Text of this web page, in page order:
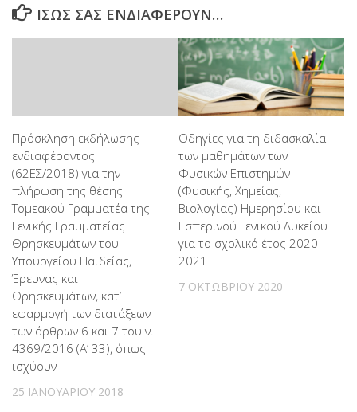
ΊΣΩΣ ΣΑΣ ΕΝΔΙΑΦΈΡΟΥΝ…
Πρόσκληση εκδήλωσης
ενδιαφέροντος
(62ΕΣ/2018) για την
πλήρωση της θέσης
Τομεακού Γραμματέα της
Γενικής Γραμματείας
Θρησκευμάτων του
Υπουργείου Παιδείας,
Έρευνας και
Θρησκευμάτων, κατ’
εφαρμογή των διατάξεων
των άρθρων 6 και 7 του ν.
4369/2016 (Α’ 33), όπως
ισχύουν
25 ΙΑΝΟΥΑΡΊΟΥ 2018
Οδηγίες για τη διδασκαλία
των μαθημάτων των
Φυσικών Επιστημών
(Φυσικής, Χημείας,
Βιολογίας) Ημερησίου και
Εσπερινού Γενικού Λυκείου
για το σχολικό έτος 2020-
2021
7 ΟΚΤΩΒΡΊΟΥ 2020